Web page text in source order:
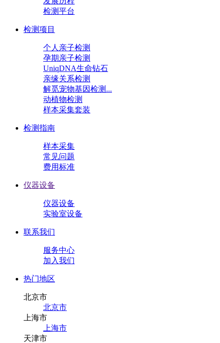
检测平台
检测项目
个人亲子检测
孕期亲子检测
UniqDNA生命钻石
亲缘关系检测
解觅宠物基因检测...
动植物检测
样本采集套装
检测指南
样本采集
常见问题
费用标准
仪器设备
仪器设备
实验室设备
联系我们
服务中心
加入我们
热门地区
北京市
北京市
上海市
上海市
天津市